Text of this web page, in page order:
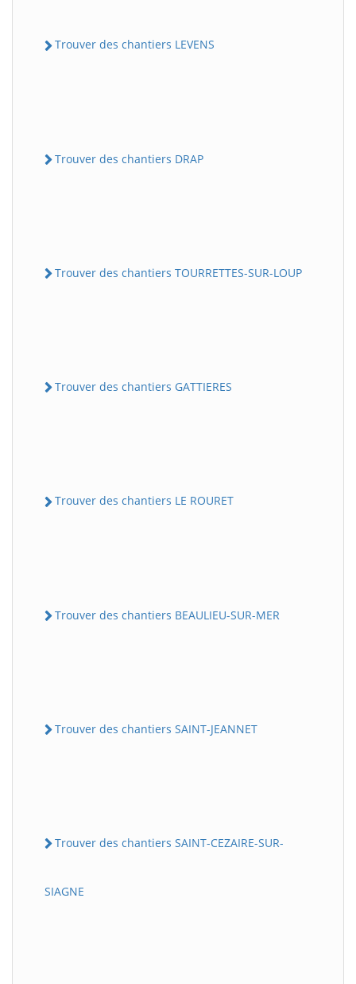
Trouver des chantiers LEVENS
Trouver des chantiers DRAP
Trouver des chantiers TOURRETTES-SUR-LOUP
Trouver des chantiers GATTIERES
Trouver des chantiers LE ROURET
Trouver des chantiers BEAULIEU-SUR-MER
Trouver des chantiers SAINT-JEANNET
Trouver des chantiers SAINT-CEZAIRE-SUR-
SIAGNE